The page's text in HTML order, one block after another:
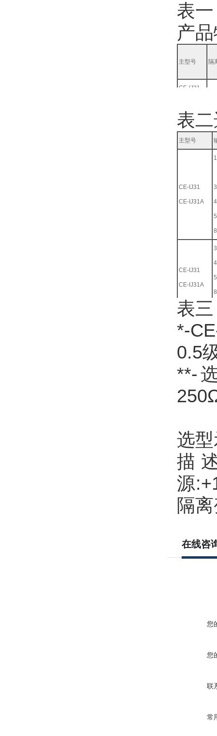
表一
产
主型号 隔
CE-IJ31
表
主型号
CE-IJ31
CE-IJ31A
CE-IJ31
CE-IJ31A
表三
*-
0.5
**-
选
描
源
隔
在线咨
您
您
联
常